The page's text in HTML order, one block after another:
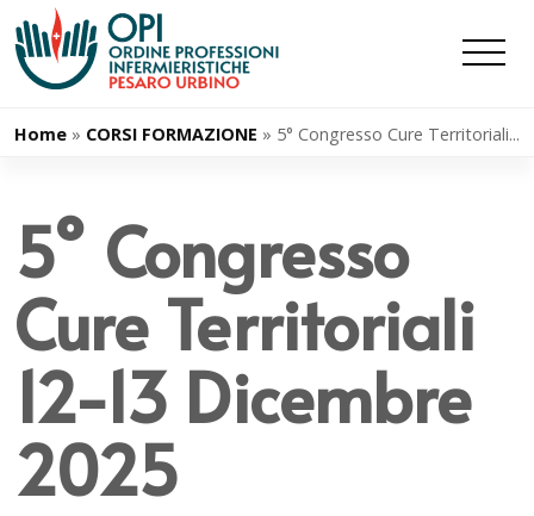
contenuto
Home » CORSI FORMAZIONE » 5° Congresso Cure Territoriali...
5° Congresso
Cure Territoriali
12-13 Dicembre
2025